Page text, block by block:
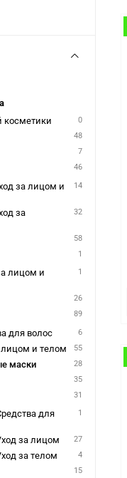
косметики
0
48
7
46
за лицом и
14
за
32
58
1
лицом и
1
26
89
для волос 6
лицом и телом 55
маски 28
35
31
для
1
за лицом 27
за телом 4
15